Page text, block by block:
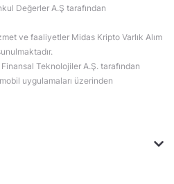
Değerler A.Ş tarafından
ve faaliyetler Midas Kripto Varlık Alım
Teknolojiler A.Ş. tarafından
uygulamaları üzerinden